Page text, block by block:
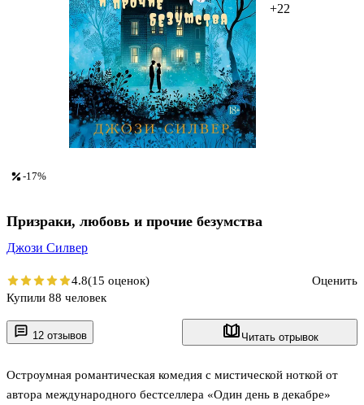
+22
12 отзывов Читать отрывок
Остроумная романтическая комедия с мистической ноткой от
автора международного бестселлера «Один день в декабре»
-17%
Призраки, любовь и прочие безумства
Джози Силвер
4.8(15 оценок)
Оценить
Купили 88 человек